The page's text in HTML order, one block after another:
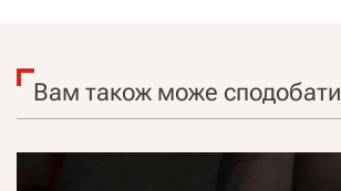
Вам також може